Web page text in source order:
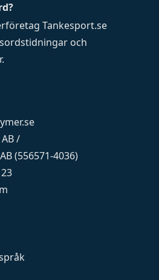
Tankesport.se
och
.
/
(556571-4036)